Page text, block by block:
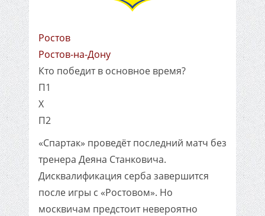
Ростов
Ростов-на-Дону
Кто победит в основное время?
П1
X
П2
«Спартак» проведёт последний матч без
тренера Деяна Станковича.
Дисквалификация серба завершится
после игры с «Ростовом». Но
москвичам предстоит невероятно